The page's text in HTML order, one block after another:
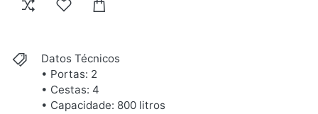
Datos Técnicos
• Portas: 2
• Cestas: 4
• Capacidade: 800 litros